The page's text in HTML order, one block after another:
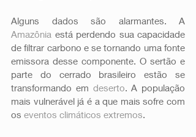
Amazônia está perdendo sua capacidade
de filtrar carbono e se tornando uma fonte
emissora desse componente. O sertão e
parte do cerrado brasileiro estão se
transformando em deserto. A população
mais vulnerável já é a que mais sofre com
os eventos climáticos extremos.